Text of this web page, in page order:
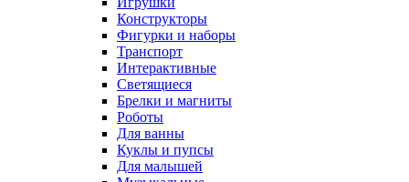
Конструкторы
Фигурки и наборы
Транспорт
Интерактивные
Светящиеся
Брелки и магниты
Роботы
Для ванны
Куклы и пупсы
Для малышей